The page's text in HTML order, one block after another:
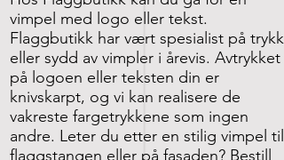
vimpel med logo eller tekst.
Flaggbutikk har vært spesialist på trykk
eller sydd av vimpler i årevis. Avtrykket
på logoen eller teksten din er
knivskarpt, og vi kan realisere de
vakreste fargetrykkene som ingen
andre. Leter du etter en stilig vimpel til
flaggstangen eller på fasaden? Bestill